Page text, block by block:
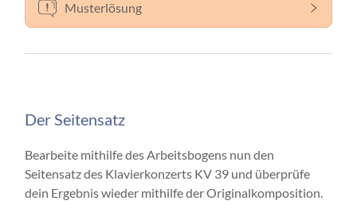
Musterlösung
Der Seitensatz
Bearbeite mithilfe des Arbeitsbogens nun den
Seitensatz des Klavierkonzerts KV 39 und überprüfe
dein Ergebnis wieder mithilfe der Originalkomposition.